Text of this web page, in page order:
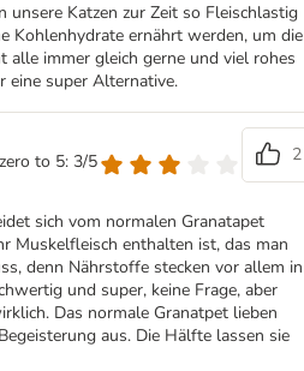
unsere Katzen zur Zeit so Fleischlastig
Kohlenhydrate ernährt werden, um die
alle immer gleich gerne und viel rohes
eine super Alternative.
to 5: 3/5
2
sich vom normalen Granatapet
Muskelfleisch enthalten ist, das man
denn Nährstoffe stecken vor allem in
und super, keine Frage, aber
Das normale Granatpet lieben
aus. Die Hälfte lassen sie